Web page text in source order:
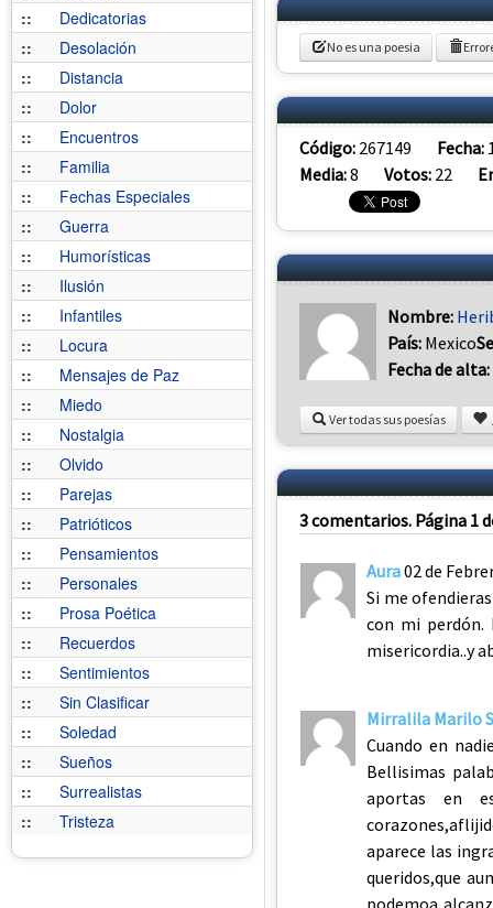
::
Dedicatorias
::
Desolación
::
Distancia
::
Dolor
::
Encuentros
::
Familia
::
Fechas Especiales
::
Guerra
::
Humorísticas
::
Ilusión
::
Infantiles
::
Locura
::
Mensajes de Paz
::
Miedo
::
Nostalgia
::
Olvido
::
Parejas
::
Patrióticos
::
Pensamientos
::
Personales
::
Prosa Poética
::
Recuerdos
::
Sentimientos
::
Sin Clasificar
::
Soledad
::
Sueños
::
Surrealistas
::
Tristeza
No es una poesia
Código: 267149 Fecha:
Media:8 Votos: 22
Nombre:
País: Mexico
Fecha de alta:
Ver todas sus poesías
3 comentarios. Página 1
Aura02 de
Si me
con mi perdón.
misericordia..y
Mirralila Marilo
Cuando en
Bellisimas
aportas en
aparece las
queridos,que